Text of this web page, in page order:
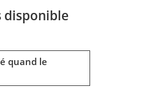
disponible
quand le